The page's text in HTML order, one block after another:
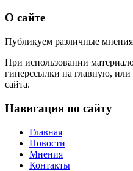
О сайте
Публикуем различные
При использовании
гиперссылки на главную,
сайта.
Навигация по сайту
Главная
Новости
Мнения
Контакты